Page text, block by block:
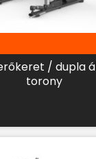
/ dupla
torony